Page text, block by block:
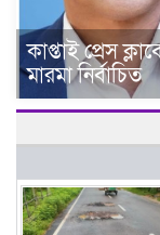
কাপ্তাই প্রেস
মারমা নির্বাচিত